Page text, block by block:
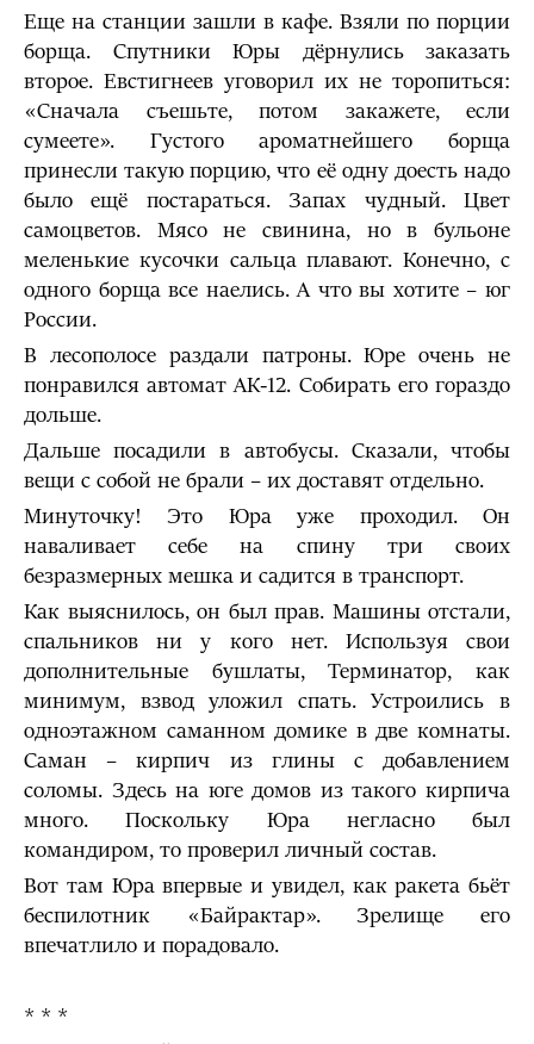
Еще на станции зашли в кафе. Взяли по порции
борща. Спутники Юры дёрнулись заказать
второе. Евстигнеев уговорил их не торопиться:
«Сначала съешьте, потом закажете, если
сумеете». Густого ароматнейшего борща
принесли такую порцию, что её одну доесть надо
было ещё постараться. Запах чудный. Цвет
самоцветов. Мясо не свинина, но в бульоне
меленькие кусочки сальца плавают. Конечно, с
одного борща все наелись. А что вы хотите – юг
России.
В лесополосе раздали патроны. Юре очень не
понравился автомат АК-12. Собирать его гораздо
дольше.
Дальше посадили в автобусы. Сказали, чтобы
вещи с собой не брали – их доставят отдельно.
Минуточку! Это Юра уже проходил. Он
наваливает себе на спину три своих
безразмерных мешка и садится в транспорт.
Как выяснилось, он был прав. Машины отстали,
спальников ни у кого нет. Используя свои
дополнительные бушлаты, Терминатор, как
минимум, взвод уложил спать. Устроились в
одноэтажном саманном домике в две комнаты.
Саман – кирпич из глины с добавлением
соломы. Здесь на юге домов из такого кирпича
много. Поскольку Юра негласно был
командиром, то проверил личный состав.
Вот там Юра впервые и увидел, как ракета бьёт
беспилотник «Байрактар». Зрелище его
впечатлило и порадовало.
* * *